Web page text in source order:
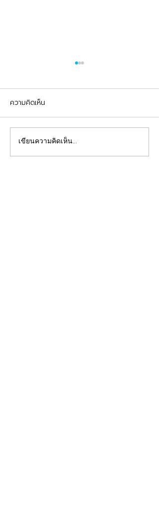
จัดฟันต้อนรับเปิดเทอม
ความคิดเห็น
เขียนความคิดเห็น…